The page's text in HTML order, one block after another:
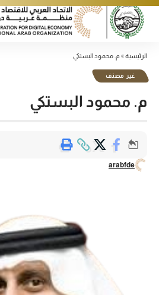
الرئيسية » م. محمود البستكي
غير مصنف
م. محمود البستكي
arabfde